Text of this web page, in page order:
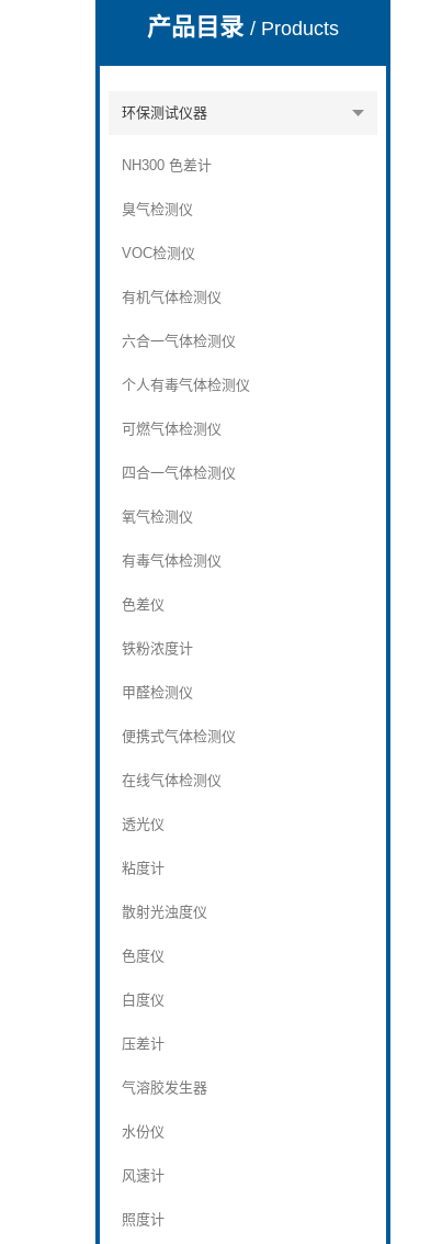
深圳市深博瑞仪器仪表有限公司
产品目录/ Products
环保测试仪器
NH300 色差计
臭气检测仪
VOC检测仪
有机气体检测仪
六合一气体检测仪
个人有毒气体检测仪
可燃气体检测仪
四合一气体检测仪
氧气检测仪
有毒气体检测仪
色差仪
铁粉浓度计
甲醛检测仪
便携式气体检测仪
在线气体检测仪
透光仪
粘度计
散射光浊度仪
色度仪
白度仪
压差计
气溶胶发生器
水份仪
风速计
照度计